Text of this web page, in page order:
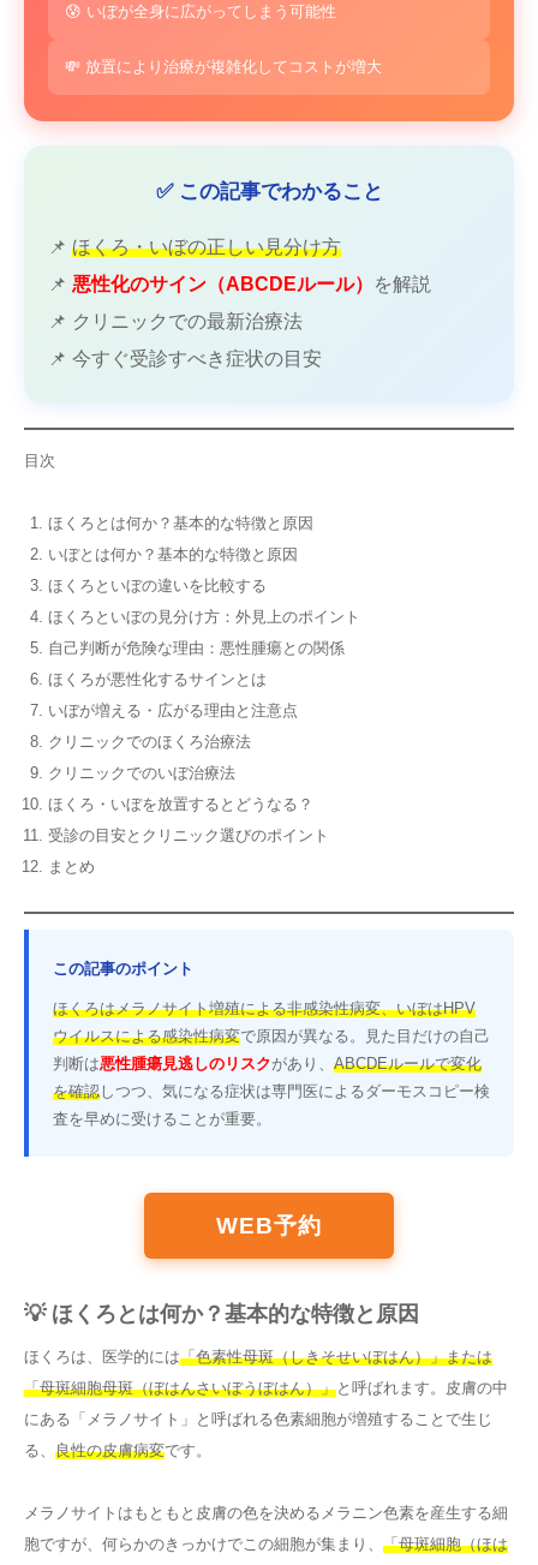
😰 いぼが全身に広がってしまう可能性
💸 放置により治療が複雑化してコストが増大
✅ この記事でわかること
📌 ほくろ・いぼの正しい見分け方
📌 悪性化のサイン（ABCDEルール）
を解説
📌 クリニックでの最新治療法
📌 今すぐ受診すべき症状の目安
目次
ほくろとは何か？基本的な特徴と原因
いぼとは何か？基本的な特徴と原因
ほくろといぼの違いを比較する
ほくろといぼの見分け方：外見上のポイント
自己判断が危険な理由：悪性腫瘍との関係
ほくろが悪性化するサインとは
いぼが増える・広がる理由と注意点
クリニックでのほくろ治療法
クリニックでのいぼ治療法
ほくろ・いぼを放置するとどうなる？
受診の目安とクリニック選びのポイント
まとめ
この記事のポイント
ほくろはメラノサイト増殖による非感染性病変、いぼはHPV
ウイルスによる感染性病変で原因が異なる。見た目だけの自己
判断は悪性腫瘍見逃しのリスクがあり、 ABCDEルールで変化
を確認 しつつ、気になる症状は専門医によるダーモスコピー検
査を早めに受けることが重要。
WEB予約
💡 ほくろとは何か？基本的な特徴と原因
ほくろは、医学的には「色素性母斑（しきそせいぼはん）」または
「母斑細胞母斑（ぼはんさいぼうぼはん）」と呼ばれます。皮膚の中
にある「メラノサイト」と呼ばれる色素細胞が増殖することで生じ
る、 良性の皮膚病変です。
メラノサイトはもともと皮膚の色を決めるメラニン色素を産生する細
胞ですが、何らかのきっかけでこの細胞が集まり、 「母斑細胞（ほは